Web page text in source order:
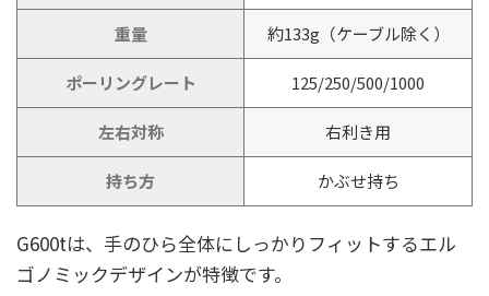
重量 約133g（ケーブル除く）
ポーリングレート 125/250/500/1000
左右対称 右利き用
持ち方 かぶせ持ち
G600tは、手のひら全体にしっかりフィットするエル
ゴノミックデザインが特徴です。